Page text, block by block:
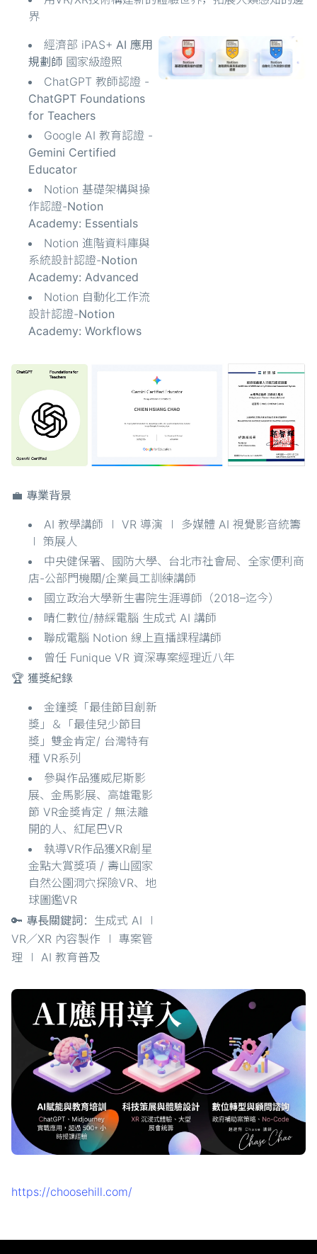
界
經濟部 iPAS+ AI 應用
規劃師 國家級證照
ChatGPT 教師認證 -
ChatGPT Foundations
for Teachers
Google AI 教育認證 -
Gemini Certified
Educator
Notion 基礎架構與操
作認證-Notion
Academy: Essentials
Notion 進階資料庫與
系統設計認證-Notion
Academy: Advanced
Notion 自動化工作流
設計認證-Notion
Academy: Workflows
💼 專業背景
AI 教學講師 ∣ VR 導演 ∣ 多媒體 AI 視覺影音統籌
∣ 策展人
中央健保署、國防大學、台北市社會局、全家便利商
店-公部門機關/企業員工訓練講師
國立政治大學新生書院生涯導師（2018–迄今）
晴仁數位/赫綵電腦 生成式 AI 講師
聯成電腦 Notion 線上直播課程講師
曾任 Funique VR 資深專案經理近八年
🏆 獲獎紀錄
金鐘獎「最佳節目創新
獎」＆「最佳兒少節目
獎」雙金肯定/ 台灣特有
種 VR系列
參與作品獲威尼斯影
展、金馬影展、高雄電影
節 VR金獎肯定 / 無法離
開的人、紅尾巴VR
執導VR作品獲XR創星
金點大賞獎項 / 壽山國家
自然公園洞穴探險VR、地
球圖鑑VR
🔑 專長關鍵詞 ：生成式 AI ∣
VR／XR 內容製作 ∣ 專案管
理 ∣ AI 教育普及
https://choosehill.com/